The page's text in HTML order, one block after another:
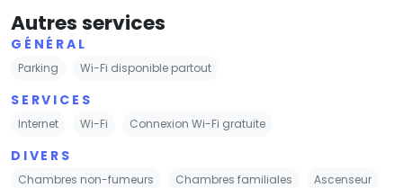
Autres services
GÉNÉRAL
Parking Wi-Fi disponible partout
SERVICES
Internet Wi-Fi Connexion Wi-Fi gratuite
DIVERS
Chambres non-fumeurs Chambres familiales Ascenseur